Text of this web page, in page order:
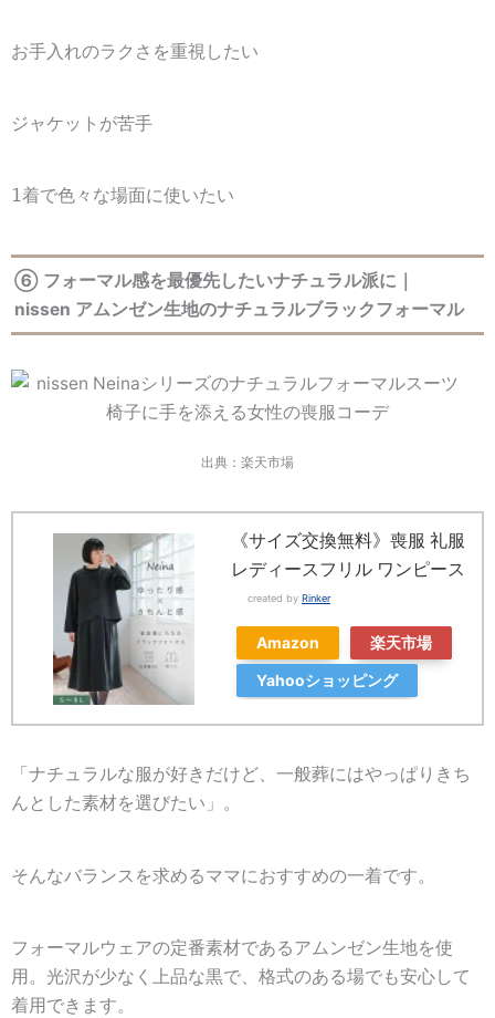
お手入れのラクさを重視したい
ジャケットが苦手
1着で色々な場面に使いたい
⑥ フォーマル感を最優先したいナチュラル派に｜
nissen アムンゼン生地のナチュラルブラックフォーマル
出典：楽天市場
《サイズ交換無料》喪服 礼服
レディースフリル ワンピース
created by Rinker
Amazon
楽天市場
Yahooショッピング
「ナチュラルな服が好きだけど、一般葬にはやっぱりきち
んとした素材を選びたい」。
そんなバランスを求めるママにおすすめの一着です。
フォーマルウェアの定番素材であるアムンゼン生地を使
用。光沢が少なく上品な黒で、格式のある場でも安心して
着用できます。